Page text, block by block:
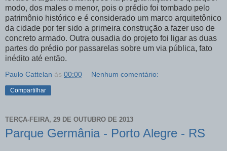
modo, dos males o menor, pois o prédio foi tombado pelo
patrimônio histórico e é considerado um marco arquitetônico
da cidade por ter sido a primeira construção a fazer uso de
concreto armado. Outra ousadia do projeto foi ligar as duas
partes do prédio por passarelas sobre um via pública, fato
inédito até então.
Paulo Cattelan às 00:00 Nenhum comentário:
Compartilhar
TERÇA-FEIRA, 29 DE OUTUBRO DE 2013
Parque Germânia - Porto Alegre - RS